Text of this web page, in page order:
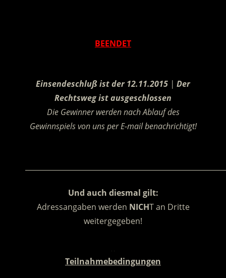
BEENDET
Einsendeschluß ist der 12.11.2015 | Der
Rechtsweg ist ausgeschlossen
Die Gewinner werden nach Ablauf des
Gewinnspiels von uns per E-mail benachrichtigt!
Und auch diesmal gilt:
Adressangaben werden NICHT an Dritte
weitergegeben!
Teilnahmebedingungen